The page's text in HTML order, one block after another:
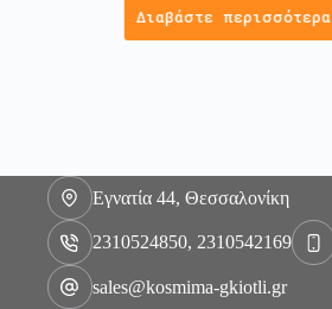
Διαβάστε περισσότερα
Εγνατία 44, Θεσσαλονίκη
2310524850, 2310542169
sales@kosmima-gkiotli.gr